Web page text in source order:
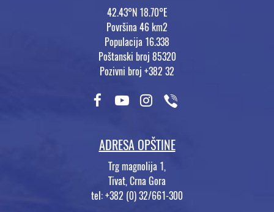
42.43°N 18.70°E
Površina 46 km2
Populacija 16.338
Poštanski broj 85320
Pozivni broj +382 32
ADRESA OPŠTINE
Trg magnolija 1,
Tivat, Crna Gora
tel: +382 (0) 32/661-300